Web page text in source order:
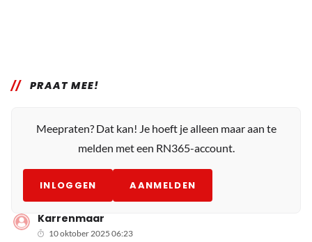
PRAAT MEE!
Meepraten? Dat kan! Je hoeft je alleen maar aan te
melden met een RN365-account.
INLOGGEN AANMELDEN
Karrenmaar
10 oktober 2025 06:23